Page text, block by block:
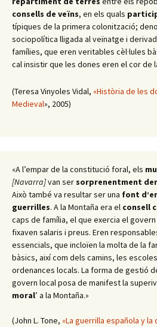
consells de veïns, en els quals
típiques de la primera colonització;
sociopolítica lligada al veïnatge i
famílies, que eren veritables cèl·lules
cal insistir que les dones eren el cor de
(Teresa Vinyoles Vidal, «Història de les
Medieval», 2005)
«A l’empar de la constitució foral, els
[Navarra]van ser sorprenentment
Això també va resultar ser una font
guerrilles. A la Montaña era el consell
caps de família, el que exercia el
fixaven salaris i preus. Eren
essencials, que incloïen la molta de la
bàsics, així com dels camins, les
ordenances locals. La forma de gestió
govern local posa de manifest la
moral’ a la Montaña.»
(John L. Tone, «La guerrilla española y